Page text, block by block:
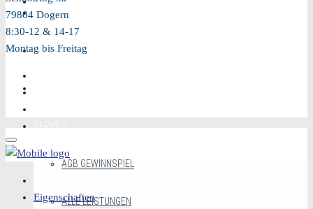
VERKAUFEN
MIETEN
AGB GEWINNSPIEL
ALLE LEISTUNGEN
79804 Dogern
8:30-12 & 14-17
Montag bis Freitag
Eigenschaften